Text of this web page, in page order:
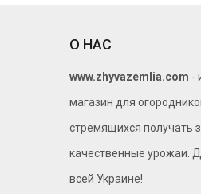
О НАС
www.zhyvazemlia.com -
магазин для
стремящихся получать
качественные урожаи.
всей Украине!